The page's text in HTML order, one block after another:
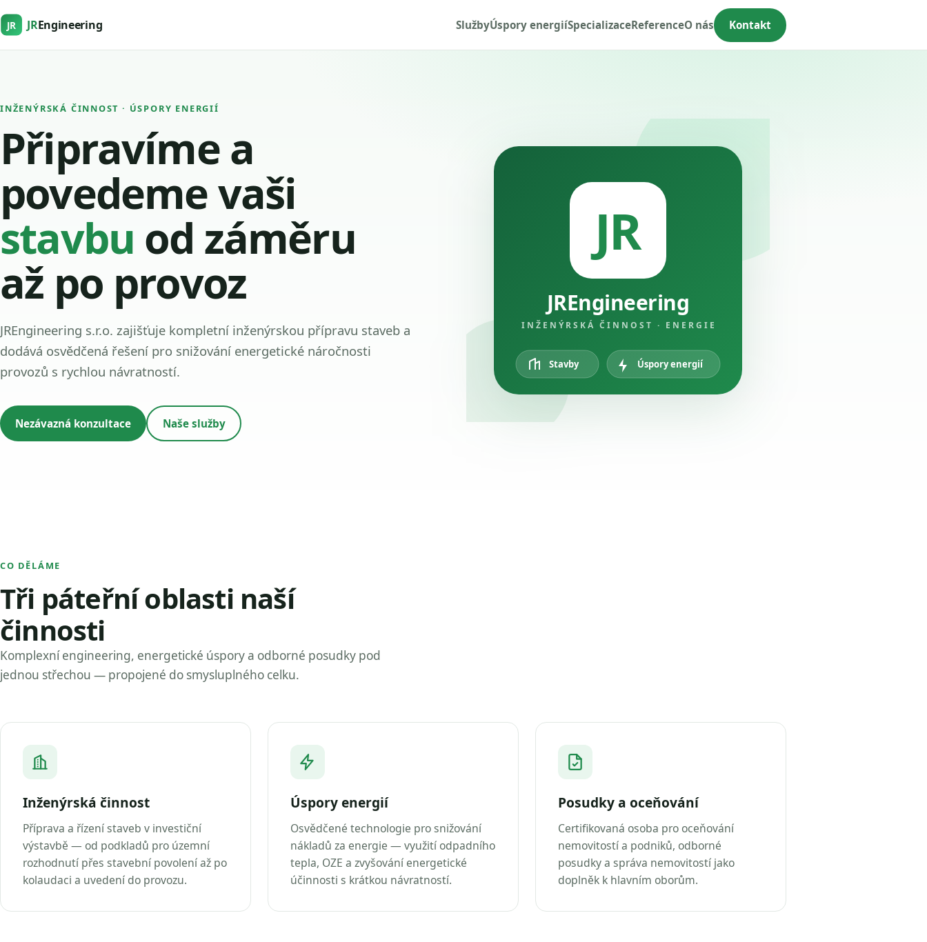
JR JREngineering SlužbyÚspory energiíSpecializaceReferenceO nás Kontakt
INŽENÝRSKÁ ČINNOST · ÚSPORY ENERGIÍ
Připravíme a
povedeme vaši
stavbu od záměru
až po provoz
JREngineering s.r.o. zajišťuje kompletní inženýrskou přípravu staveb a
dodává osvědčená řešení pro snižování energetické náročnosti
provozů s rychlou návratností.
Nezávazná konzultace Naše služby
JR
JREngineering
INŽENÝRSKÁ ČINNOST · ENERGIE
Stavby Úspory energií
CO DĚLÁME
Tři páteřní oblasti naší
činnosti
Komplexní engineering, energetické úspory a odborné posudky pod
jednou střechou — propojené do smysluplného celku.
Inženýrská činnost
Příprava a řízení staveb v investiční
výstavbě — od podkladů pro územní
rozhodnutí přes stavební povolení až po
kolaudaci a uvedení do provozu.
Úspory energií
Osvědčené technologie pro snižování
nákladů za energie — využití odpadního
tepla, OZE a zvyšování energetické
účinnosti s krátkou návratností.
Posudky a oceňování
Certifikovaná osoba pro oceňování
nemovitostí a podniků, odborné
posudky a správa nemovitostí jako
doplněk k hlavním oborům.